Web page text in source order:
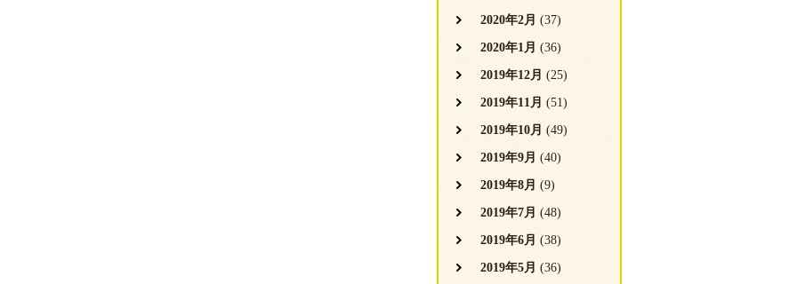
2020年2月 (37)
2020年1月 (36)
2019年12月 (25)
2019年11月 (51)
2019年10月 (49)
2019年9月 (40)
2019年8月 (9)
2019年7月 (48)
2019年6月 (38)
2019年5月 (36)